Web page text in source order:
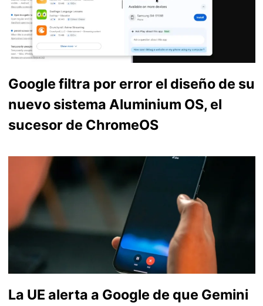
Google filtra por error el diseño de su
nuevo sistema Aluminium OS, el
sucesor de ChromeOS
La UE alerta a Google de que Gemini